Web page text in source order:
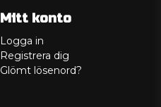
Mitt konto
Logga in
Registrera dig
Glömt lösenord?